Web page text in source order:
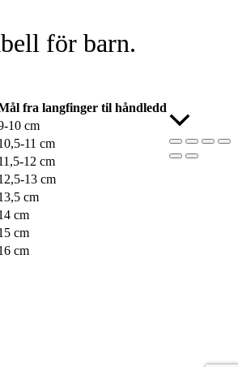
för barn.
fra langfinger til håndledd
10 cm
11 cm
12 cm
13 cm
cm
cm
cm
cm